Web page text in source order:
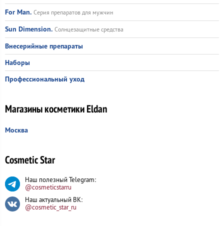
For Man. Серия препаратов для мужчин
Sun Dimension. Солнцезащитные средства
Внесерийные препараты
Наборы
Профессиональный уход
Магазины косметики Eldan
Москва
Cosmetic Star
Наш полезный Telegram:
@cosmeticstarru
Наш актуальный ВК:
@cosmetic_star_ru